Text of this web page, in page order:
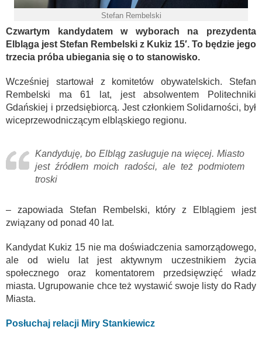
Stefan Rembelski
Czwartym kandydatem w wyborach na prezydenta
Elbląga jest Stefan Rembelski z Kukiz 15′. To będzie jego
trzecia próba ubiegania się o to stanowisko.
Wcześniej startował z komitetów obywatelskich. Stefan
Rembelski ma 61 lat, jest absolwentem Politechniki
Gdańskiej i przedsiębiorcą. Jest członkiem Solidarności, był
wiceprzewodniczącym elbląskiego regionu.
Kandyduję, bo Elbląg zasługuje na więcej. Miasto
jest źródłem moich radości, ale też podmiotem
troski
– zapowiada Stefan Rembelski, który z Elblągiem jest
związany od ponad 40 lat.
Kandydat Kukiz 15 nie ma doświadczenia samorządowego,
ale od wielu lat jest aktywnym uczestnikiem życia
społecznego oraz komentatorem przedsięwzięć władz
miasta. Ugrupowanie chce też wystawić swoje listy do Rady
Miasta.
Posłuchaj relacji Miry Stankiewicz